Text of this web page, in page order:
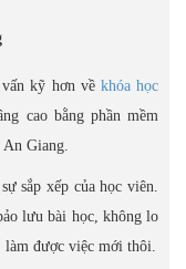
kỹ hơn về khóa học
cao bằng phần mềm
An Giang.
sắp xếp của học viên.
lưu bài học, không lo
làm được việc mới thôi.